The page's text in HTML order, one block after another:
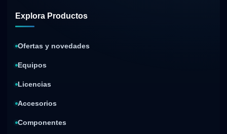
Explora Productos
Ofertas y novedades
Equipos
Licencias
Accesorios
Componentes